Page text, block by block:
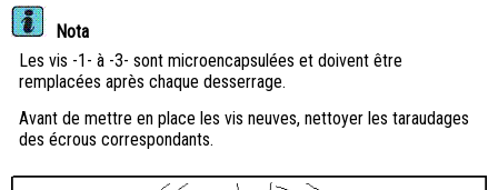
Nota
Les vis -1- à -3- sont microencapsulées et doivent être
remplacées après chaque desserrage.
Avant de mettre en place les vis neuves, nettoyer les taraudages
des écrous correspondants.